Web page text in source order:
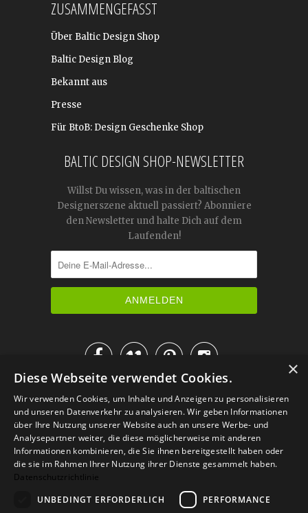
ZUSAMMENGEFASST
Über Baltic Design Shop
Baltic Design Blog
Bekannt aus
Presse
Für BtoB: Design Geschenke Shop
BALTIC DESIGN SHOP-NEWSLETTER
Willst Du wissen, was in der baltischen
Designerszene aktuell passiert? Abonniere
den Newsletter und halte Dich auf dem
Laufenden!

IM KATALOG BLÄTTERN
×
Diese Webseite verwendet Cookies.
Wir verwenden Cookies, um Inhalte und Anzeigen zu personalisieren
und unseren Datenverkehr zu analysieren. Wir geben Informationen
über Ihre Nutzung unserer Website auch an unsere Werbe- und
Analysepartner weiter, die diese möglicherweise mit anderen
Informationen kombinieren, die Sie ihnen bereitgestellt haben oder
die sie im Rahmen Ihrer Nutzung ihrer Dienste gesammelt haben.
Datenschutzrichtlinie
UNBEDINGT ERFORDERLICH
PERFORMANCE